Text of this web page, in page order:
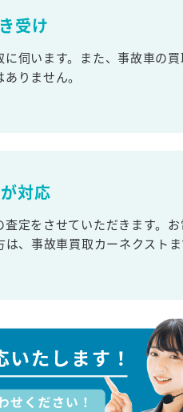
受け
伺います。また、事故車の
りません。
対応
定をさせていただきます。
、事故車買取カーネクスト